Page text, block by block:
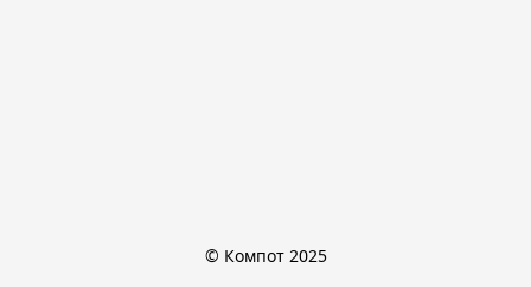
© Компот 2025